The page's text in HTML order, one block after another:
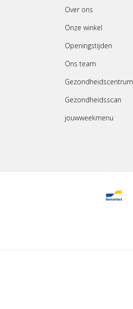
Over ons
Onze winkel
Openingstijden
Ons team
Gezondheidscentrum
Gezondheidsscan
jouwweekmenu